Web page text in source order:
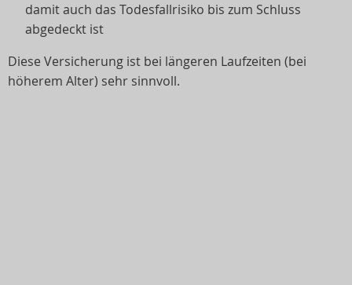
damit auch das Todesfallrisiko bis zum Schluss
abgedeckt ist
Diese Versicherung ist bei längeren Laufzeiten (bei
höherem Alter) sehr sinnvoll.